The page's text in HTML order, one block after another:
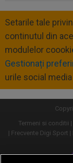
Setarile tale
continutul din
modulelor
Gestionați
urile social media
Termeni si conditii
Frecvente Digi Sport